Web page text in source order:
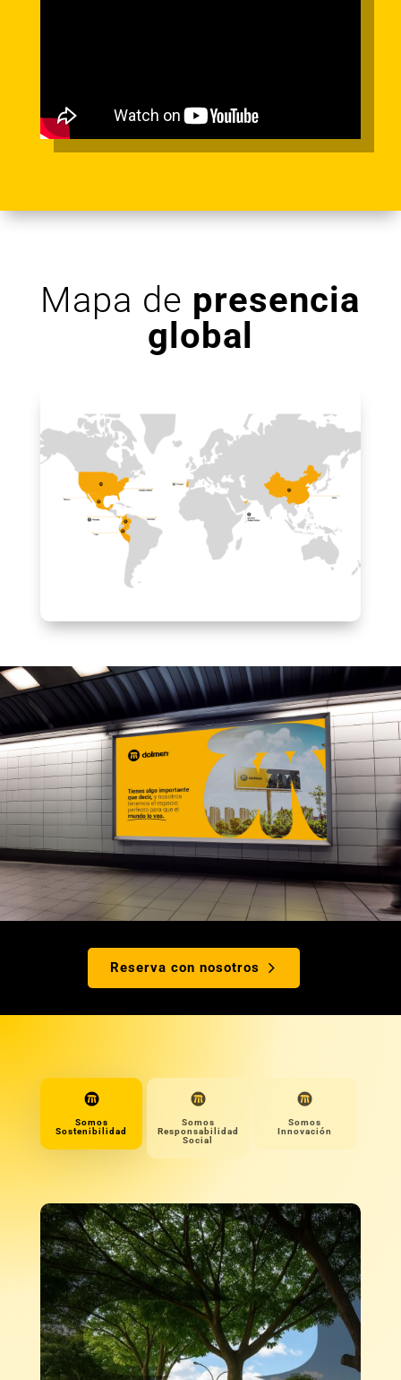
Mapa de presencia
global
Reserva con nosotros
Somos
Sostenibilidad
Somos
Responsabilidad
Social
Somos
Innovación